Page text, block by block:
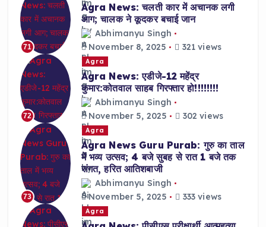
71
Agra News: चलती कार में अचानक लगी
आग; चालक ने कूदकर बचाई जान
Abhimanyu Singh
November 8, 2025
321 views
72
Agra
Agra News: एडीजे-12 महेंद्र
कुमार:कोतवाल साहब गिरफ्तार हो!!!!!!!!
Abhimanyu Singh
November 5, 2025
302 views
73
Agra
Agra News Guru Purab: गुरु का ताल
में भव्य उत्सव; 4 बजे सुबह से रात 1 बजे तक
संगत, हरित आतिशबाजी
Abhimanyu Singh
November 5, 2025
333 views
Agra